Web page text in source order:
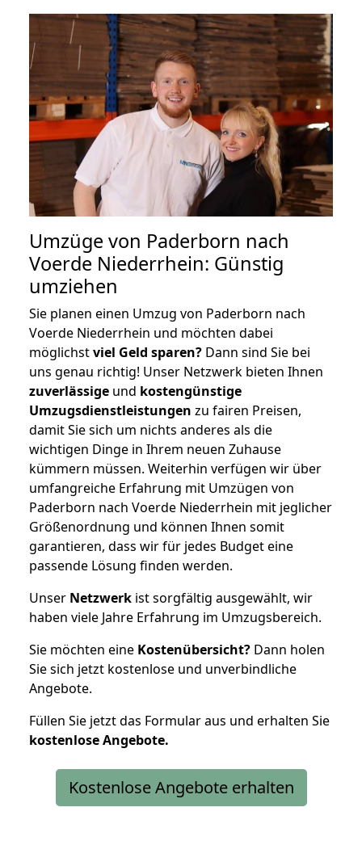
Umzüge von Paderborn nach
Voerde Niederrhein: Günstig
umziehen
Sie planen einen Umzug von Paderborn nach
Voerde Niederrhein und möchten dabei
möglichstviel Geld sparen? Dann sind Sie bei
uns genau richtig! Unser Netzwerk bieten Ihnen
zuverlässige und kostengünstige
Umzugsdienstleistungen zu fairen Preisen,
damit Sie sich um nichts anderes als die
wichtigen Dinge in Ihrem neuen Zuhause
kümmern müssen. Weiterhin verfügen wir über
umfangreiche Erfahrung mit Umzügen von
Paderborn nach Voerde Niederrhein mit jeglicher
Größenordnung und können Ihnen somit
garantieren, dass wir für jedes Budget eine
passende Lösung finden werden.
Unser Netzwerk ist sorgfältig ausgewählt, wir
haben viele Jahre Erfahrung im Umzugsbereich.
Sie möchten eine Kostenübersicht? Dann holen
Sie sich jetzt kostenlose und unverbindliche
Angebote.
Füllen Sie jetzt das Formular aus und erhalten Sie
kostenloseAngebote.
Kostenlose Angebote erhalten